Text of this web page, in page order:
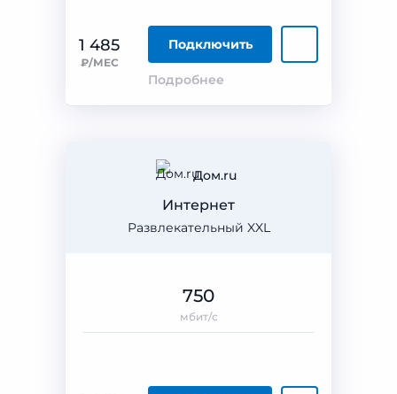
1 485
₽/МЕС
Подключить
Подробнее
Дом.ru
Развлекательный XXL
Интернет
750
мбит/с